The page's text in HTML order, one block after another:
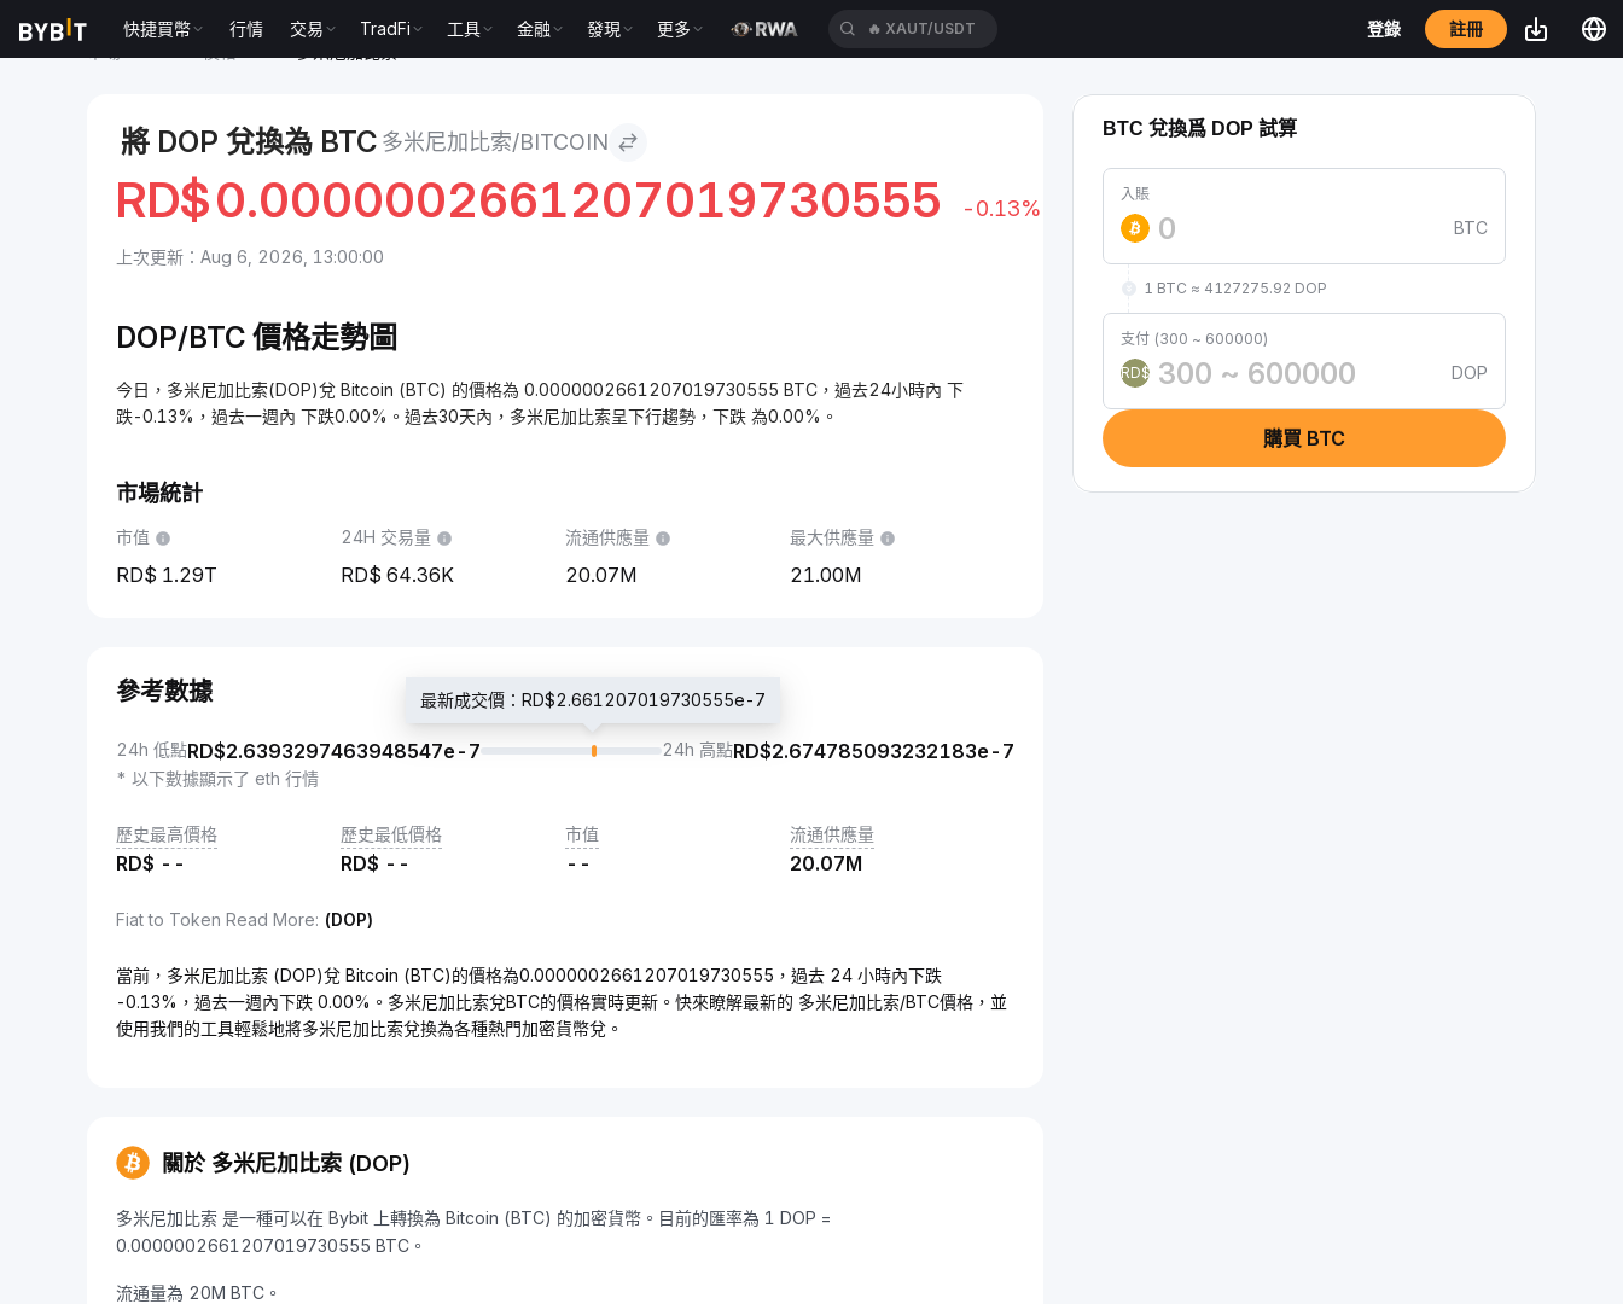
快捷買幣 行情 交易 TradFi 工具 金融 發現 更多 🔥 UBERUSDT 登錄 註冊
將 DOP 兌換為 BTC 多米尼加比索/BITCOIN
RD$0.0000002661207019730555 -0.13%
上次更新：Aug 6, 2026, 13:00:00
DOP/BTC 價格走勢圖
今日，多米尼加比索(DOP)兌 Bitcoin (BTC) 的價格為 0.0000002661207019730555 BTC，過去24小時內 下
跌-0.13%，過去一週內 下跌0.00%。過去30天內，多米尼加比索呈下行趨勢，下跌 為0.00%。
市場統計
市值
1.29T
24H 交易量
64.36K
流通供應量
20.07M
最大供應量
21.00M
參考數據
24h 低點RD$2.6393297463948547e-7
最新成交價：RD$2.661207019730555e-7
24h 高點RD$2.674785093232183e-7
* 以下數據顯示了 eth 行情
歷史最高價格
RD$ --
歷史最低價格
RD$ --
市值
--
流通供應量
20.07M
Fiat to Token Read More: (DOP)
當前，多米尼加比索 (DOP)兌 Bitcoin (BTC)的價格為0.0000002661207019730555，過去 24 小時內下跌
-0.13%，過去一週內下跌 0.00%。多米尼加比索兌BTC的價格實時更新。快來瞭解最新的 多米尼加比索/BTC價格，並
使用我們的工具輕鬆地將多米尼加比索兌換為各種熱門加密貨幣兌。
關於 多米尼加比索 (DOP)
多米尼加比索 是一種可以在 Bybit 上轉換為 Bitcoin (BTC) 的加密貨幣。目前的匯率為 1 DOP =
0.0000002661207019730555 BTC。
流通量為 20M BTC。
BTC 兌換爲 DOP 試算
入賬
BTC
1 BTC ≈ 4127275.92 DOP
支付 (300 ~ 600000)
RD$
DOP
購買 BTC